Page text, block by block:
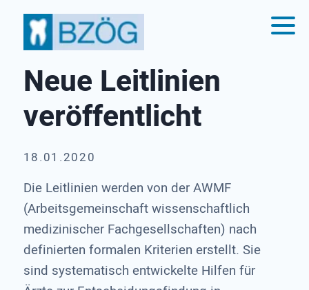
Neue Leitlinien
veröffentlicht
18.01.2020
Die Leitlinien werden von der AWMF
(Arbeitsgemeinschaft wissenschaftlich
medizinischer Fachgesellschaften) nach
definierten formalen Kriterien erstellt. Sie
sind systematisch entwickelte Hilfen für